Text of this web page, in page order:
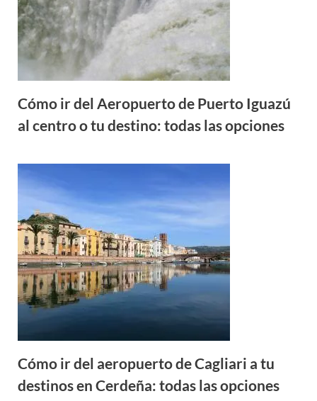
Cómo ir del Aeropuerto de Puerto Iguazú
al centro o tu destino: todas las opciones
Cómo ir del aeropuerto de Cagliari a tu
destinos en Cerdeña: todas las opciones